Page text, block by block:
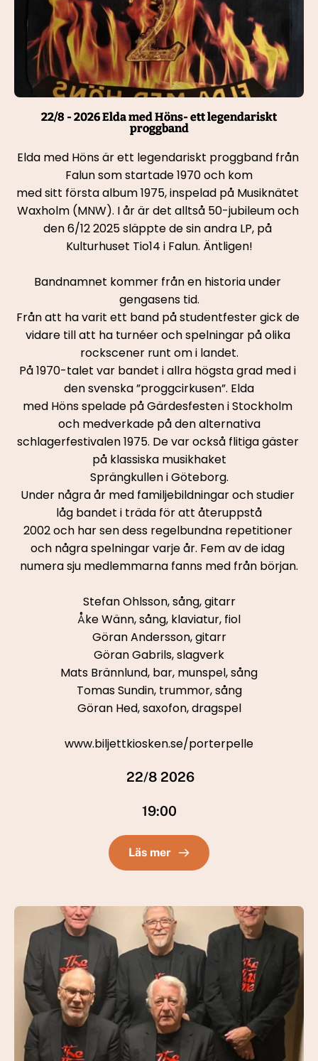
22/8 - 2026 Elda med Höns- ett legendariskt
proggband
Elda med Höns är ett legendariskt proggband från
Falun som startade 1970 och kom
med sitt första album 1975, inspelad på Musiknätet
Waxholm (MNW). I år är det alltså 50-jubileum och
den 6/12 2025 släppte de sin andra LP, på
Kulturhuset Tio14 i Falun. Äntligen!
Bandnamnet kommer från en historia under
gengasens tid.
Från att ha varit ett band på studentfester gick de
vidare till att ha turnéer och spelningar på olika
rockscener runt om i landet.
På 1970-talet var bandet i allra högsta grad med i
den svenska ”proggcirkusen”. Elda
med Höns spelade på Gärdesfesten i Stockholm
och medverkade på den alternativa
schlagerfestivalen 1975. De var också flitiga gäster
på klassiska musikhaket
Sprängkullen i Göteborg.
Under några år med familjebildningar och studier
låg bandet i träda för att återuppstå
2002 och har sen dess regelbundna repetitioner
och några spelningar varje år. Fem av de idag
numera sju medlemmarna fanns med från början.
Stefan Ohlsson, sång, gitarr
Åke Wänn, sång, klaviatur, fiol
Göran Andersson, gitarr
Göran Gabrils, slagverk
Mats Brännlund, bar, munspel, sång
Tomas Sundin, trummor, sång
Göran Hed, saxofon, dragspel
www.biljettkiosken.se/porterpelle
22/8 2026
19:00
Läs mer